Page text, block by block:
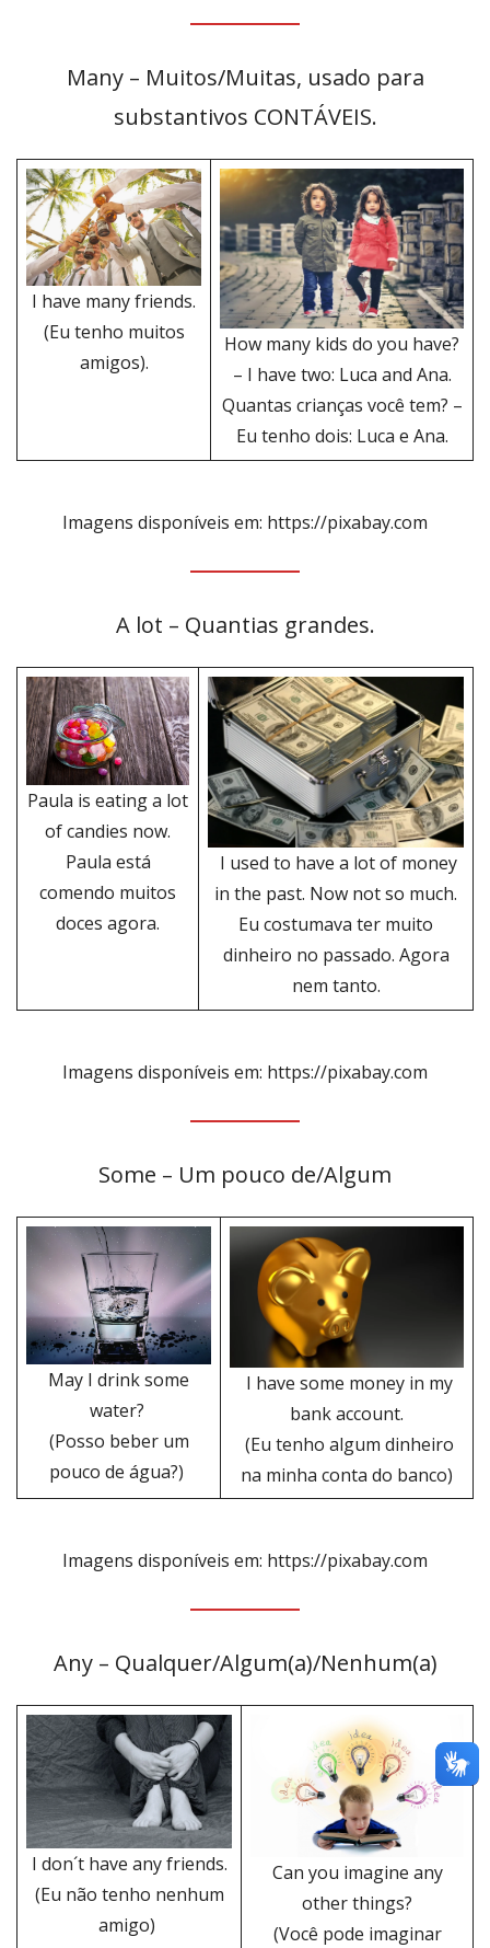
Many – Muitos/Muitas, usado para
substantivos CONTÁVEIS.
I have many friends.
(Eu tenho muitos
amigos).
How many kids do you have?
– I have two: Luca and Ana.
Quantas crianças você tem? –
Eu tenho dois: Luca e Ana.
Imagens disponíveis em: https://pixabay.com
A lot – Quantias grandes.
Paula is eating a lot
of candies now.
Paula está
comendo muitos
doces agora.
I used to have a lot of money
in the past. Now not so much.
Eu costumava ter muito
dinheiro no passado. Agora
nem tanto.
Imagens disponíveis em: https://pixabay.com
Some – Um pouco de/Algum
May I drink some
water?
(Posso beber um
pouco de água?)
I have some money in my
bank account.
(Eu tenho algum dinheiro
na minha conta do banco)
Imagens disponíveis em: https://pixabay.com
Any – Qualquer/Algum(a)/Nenhum(a)
I don´t have any friends.
(Eu não tenho nenhum
amigo)
Can you imagine any
other things?
(Você pode imaginar